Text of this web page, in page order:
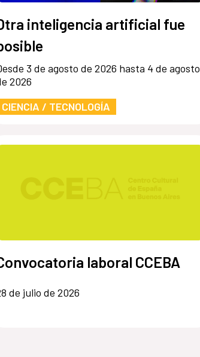
inteligencia artificial fue
3 de agosto de 2026 hasta 4 de agosto
2026
CIENCIA / TECNOLOGÍA
laboral CCEBA
de julio de 2026